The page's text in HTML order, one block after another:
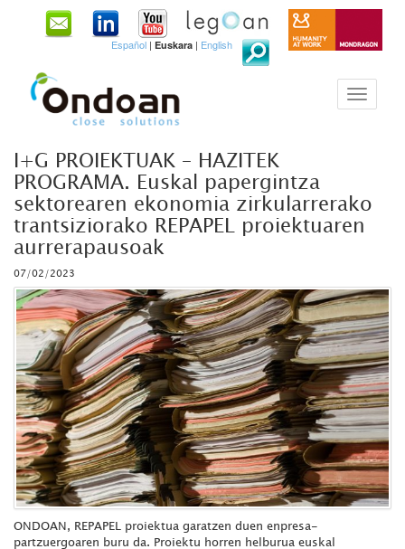
Español | Euskara | English
I+G PROIEKTUAK – HAZITEK
PROGRAMA. Euskal papergintza
sektorearen ekonomia zirkularrerako
trantsiziorako REPAPEL proiektuaren
aurrerapausoak
07/02/2023
ONDOAN, REPAPEL proiektua garatzen duen enpresa-
partzuergoaren buru da. Proiektu horren helburua euskal